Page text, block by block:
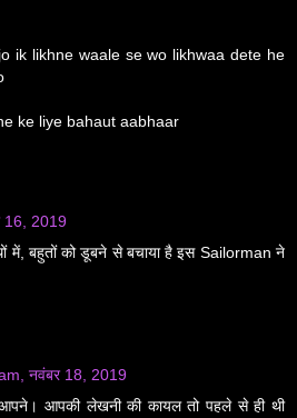
ik likhne waale se wo likhwaa dete he
ke liye bahaut aabhaar
16, 2019
में, बहुतों को डूबने से बचाया है इस Sailorman ने
नवंबर 18, 2019
आपकी लेखनी की कायल तो पहले से ही थी